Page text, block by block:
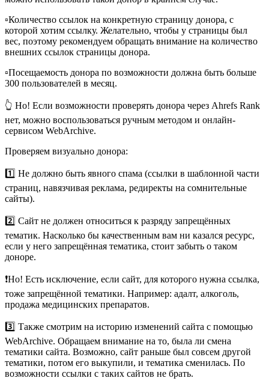
▫️Количество ссылок на конкретную страницу донора, с
которой хотим ссылку. Желательно, чтобы у страницы был
вес, поэтому рекомендуем обращать внимание на количество
внешних ссылок страницы донора.
▫️Посещаемость донора по возможности должна быть больше
300 пользователей в месяц.
👆 Но! Если возможности проверять донора через Ahrefs Rank
нет, можно воспользоваться ручным методом и онлайн-
сервисом WebArchive.
Проверяем визуально донора:
1️⃣ Не должно быть явного спама (ссылки в шаблонной части
страниц, навязчивая реклама, редиректы на сомнительные
сайты).
2️⃣ Сайт не должен относиться к разряду запрещённых
тематик. Насколько бы качественным вам ни казался ресурс,
если у него запрещённая тематика, стоит забыть о таком
доноре.
❗️Но! Есть исключение, если сайт, для которого нужна ссылка,
тоже запрещённой тематики. Например: адалт, алкоголь,
продажа медицинских препаратов.
3️⃣ Также смотрим на историю изменений сайта с помощью
WebArchive. Обращаем внимание на то, была ли смена
тематики сайта. Возможно, сайт раньше был совсем другой
тематики, потом его выкупили, и тематика сменилась. По
возможности ссылки с таких сайтов не брать.